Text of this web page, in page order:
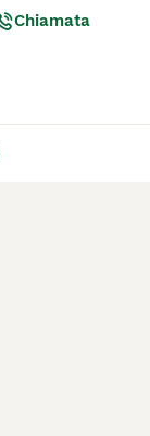
Chiamata